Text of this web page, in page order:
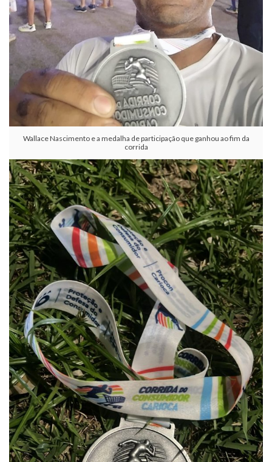
Wallace Nascimento e a medalha de participação que ganhou ao fim da
corrida